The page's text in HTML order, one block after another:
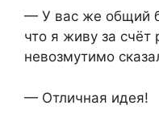
— У вас же общий
что я живу за
невозмутимо
— Отличная идея!